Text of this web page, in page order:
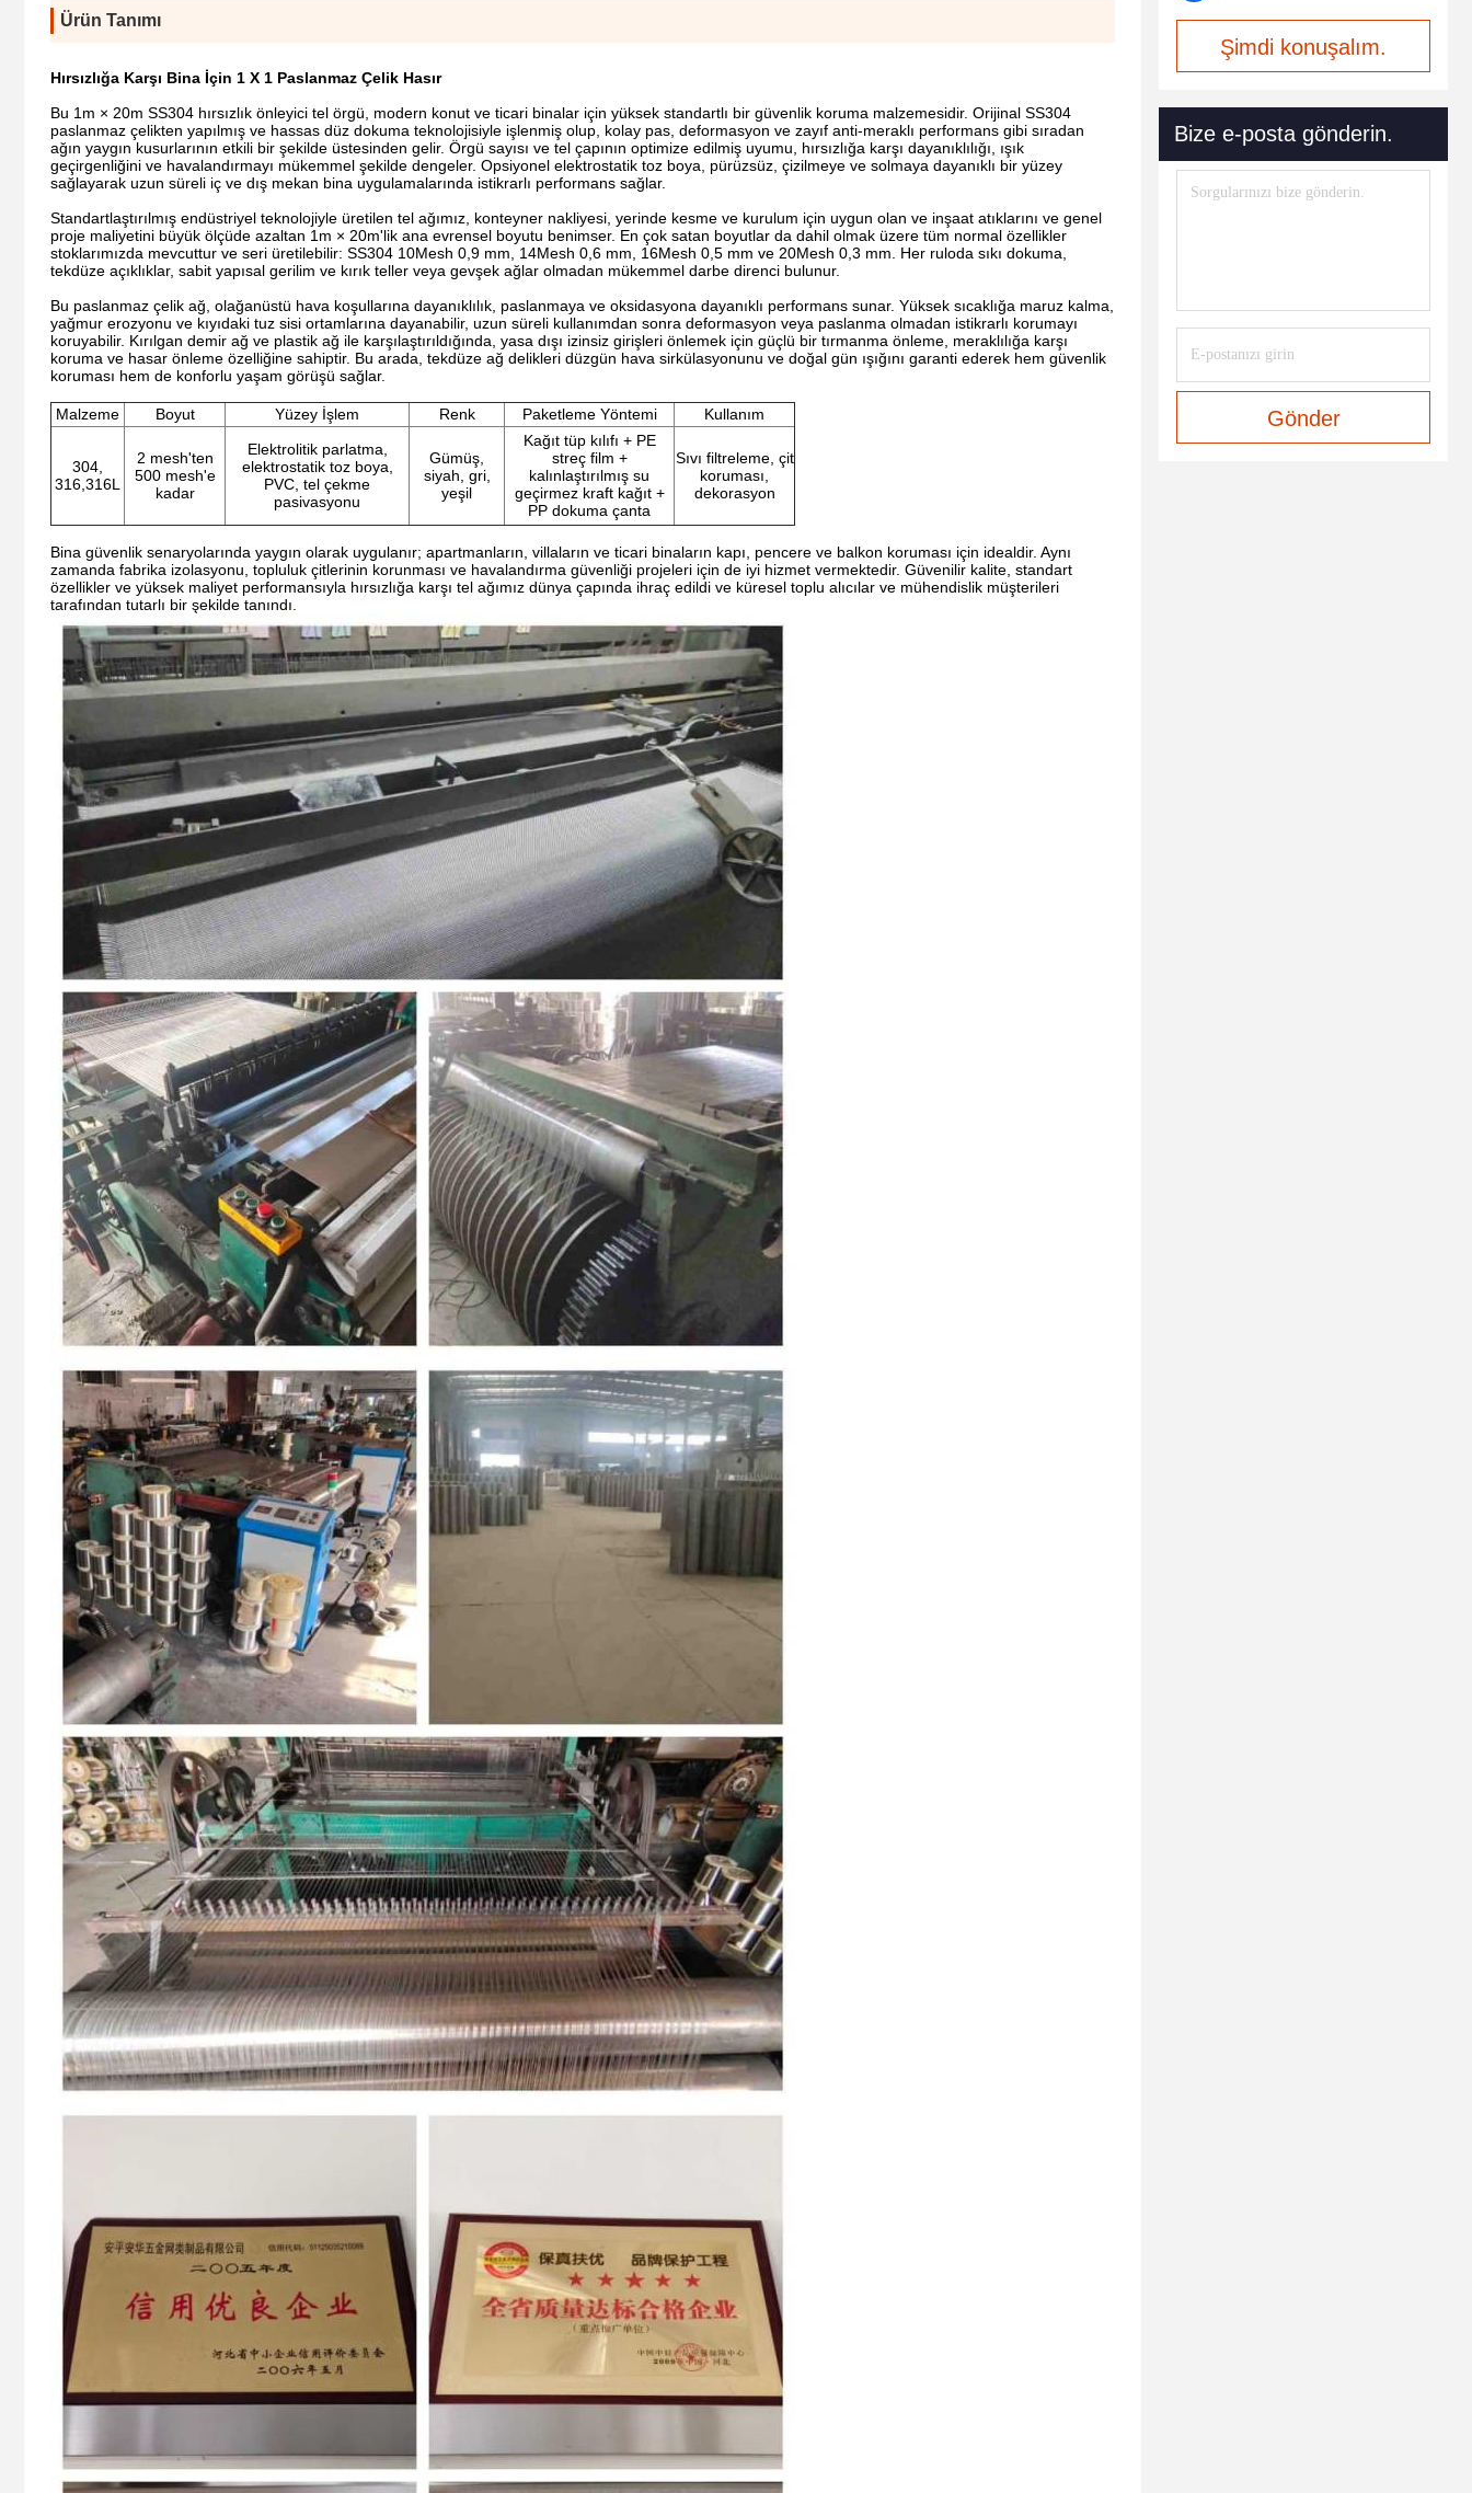
Ürün Tanımı
Hırsızlığa Karşı Bina İçin 1 X 1 Paslanmaz Çelik Hasır
Bu 1m × 20m SS304 hırsızlık önleyici tel örgü, modern konut ve ticari binalar için yüksek standartlı bir güvenlik koruma malzemesidir. Orijinal SS304
paslanmaz çelikten yapılmış ve hassas düz dokuma teknolojisiyle işlenmiş olup, kolay pas, deformasyon ve zayıf anti-meraklı performans gibi sıradan
ağın yaygın kusurlarının etkili bir şekilde üstesinden gelir. Örgü sayısı ve tel çapının optimize edilmiş uyumu, hırsızlığa karşı dayanıklılığı, ışık
geçirgenliğini ve havalandırmayı mükemmel şekilde dengeler. Opsiyonel elektrostatik toz boya, pürüzsüz, çizilmeye ve solmaya dayanıklı bir yüzey
sağlayarak uzun süreli iç ve dış mekan bina uygulamalarında istikrarlı performans sağlar.
Standartlaştırılmış endüstriyel teknolojiyle üretilen tel ağımız, konteyner nakliyesi, yerinde kesme ve kurulum için uygun olan ve inşaat atıklarını ve genel
proje maliyetini büyük ölçüde azaltan 1m × 20m'lik ana evrensel boyutu benimser. En çok satan boyutlar da dahil olmak üzere tüm normal özellikler
stoklarımızda mevcuttur ve seri üretilebilir: SS304 10Mesh 0,9 mm, 14Mesh 0,6 mm, 16Mesh 0,5 mm ve 20Mesh 0,3 mm. Her ruloda sıkı dokuma,
tekdüze açıklıklar, sabit yapısal gerilim ve kırık teller veya gevşek ağlar olmadan mükemmel darbe direnci bulunur.
Bu paslanmaz çelik ağ, olağanüstü hava koşullarına dayanıklılık, paslanmaya ve oksidasyona dayanıklı performans sunar. Yüksek sıcaklığa maruz kalma,
yağmur erozyonu ve kıyıdaki tuz sisi ortamlarına dayanabilir, uzun süreli kullanımdan sonra deformasyon veya paslanma olmadan istikrarlı korumayı
koruyabilir. Kırılgan demir ağ ve plastik ağ ile karşılaştırıldığında, yasa dışı izinsiz girişleri önlemek için güçlü bir tırmanma önleme, meraklılığa karşı
koruma ve hasar önleme özelliğine sahiptir. Bu arada, tekdüze ağ delikleri düzgün hava sirkülasyonunu ve doğal gün ışığını garanti ederek hem güvenlik
koruması hem de konforlu yaşam görüşü sağlar.
Malzeme Boyut Yüzey İşlem Renk Paketleme Yöntemi Kullanım
304,
316,316L
2 mesh'ten
500 mesh'e
kadar
Elektrolitik parlatma,
elektrostatik toz boya,
PVC, tel çekme
pasivasyonu
Gümüş,
siyah, gri,
yeşil
Kağıt tüp kılıfı + PE
streç film +
kalınlaştırılmış su
geçirmez kraft kağıt +
PP dokuma çanta
Sıvı filtreleme, çit
koruması,
dekorasyon
Bina güvenlik senaryolarında yaygın olarak uygulanır; apartmanların, villaların ve ticari binaların kapı, pencere ve balkon koruması için idealdir. Aynı
zamanda fabrika izolasyonu, topluluk çitlerinin korunması ve havalandırma güvenliği projeleri için de iyi hizmet vermektedir. Güvenilir kalite, standart
özellikler ve yüksek maliyet performansıyla hırsızlığa karşı tel ağımız dünya çapında ihraç edildi ve küresel toplu alıcılar ve mühendislik müşterileri
tarafından tutarlı bir şekilde tanındı.
Şimdi konuşalım.
Bize e-posta gönderin.
Gönder